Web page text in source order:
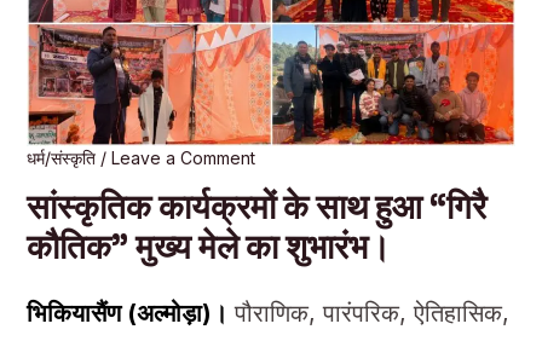
धर्म/संस्कृति/ Leave a Comment
सांस्कृतिक कार्यक्रमों के साथ हुआ “गिरै
कौतिक” मुख्य मेले का शुभारंभ।
भिकियासैंण (अल्मोड़ा)। पौराणिक, पारंपरिक, ऐतिहासिक,